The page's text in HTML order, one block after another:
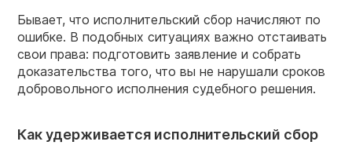
Бывает, что исполнительский сбор начисляют по
ошибке. В подобных ситуациях важно отстаивать
свои права: подготовить заявление и собрать
доказательства того, что вы не нарушали сроков
добровольного исполнения судебного решения.
Как удерживается исполнительский сбор